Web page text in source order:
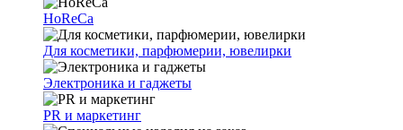
HoReCa
Для косметики, парфюмерии, ювелирки
Электроника и гаджеты
PR и маркетинг